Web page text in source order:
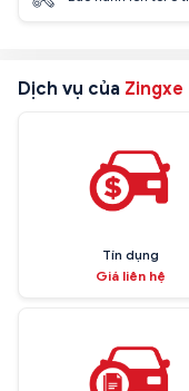
Dịch vụ của Zingxe
Tín dụng
Giá liên hệ